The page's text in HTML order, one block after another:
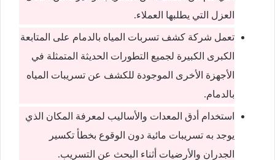
العزل التي يطلبها العملاء.
تعمل شركة كشف تسربات المياه بالدمام على المتابعة
الكبرى الكبيرة لجميع التطورات الحديثة المتمثلة في
الأجهزة الأخرى الموجودة للكشف عن تسريبات المياه
بالدمام.
استخدام أدق المعدات والأساليب لمعرفة المكان الذي
يوجد به تسريبات مائية دون الوقوع بخطأ تكسير
الجدران والأرضيات أثناء البحث عن التسريب.